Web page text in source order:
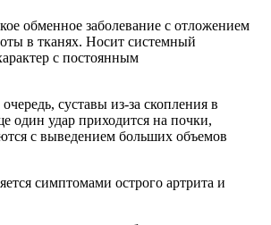
обменное заболевание с отложением
в тканях. Носит системный
с постоянным
суставы из-за скопления в
один удар приходится на почки,
с выведением больших объемов
симптомами острого артрита и